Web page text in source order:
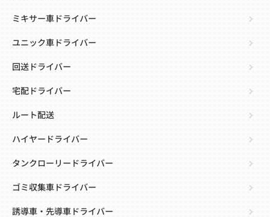
ミキサー車ドライバー
ユニック車ドライバー
回送ドライバー
宅配ドライバー
ルート配送
ハイヤードライバー
タンクローリードライバー
ゴミ収集車ドライバー
誘導車・先導車ドライバー